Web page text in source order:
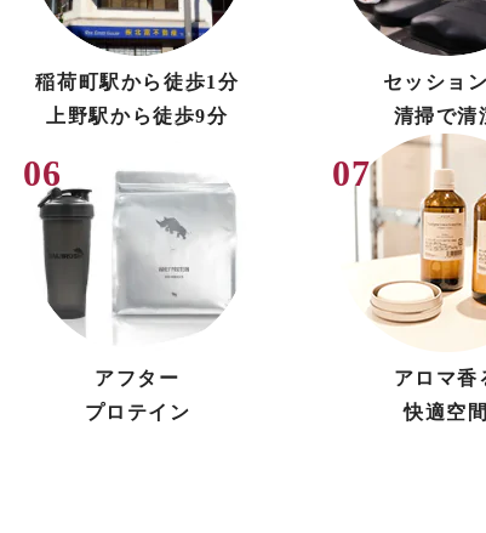
稲荷町駅から徒歩1分
上野駅から徒歩9分
セッショ
清掃で清
アフター
プロテイン
アロマ香
快適空間